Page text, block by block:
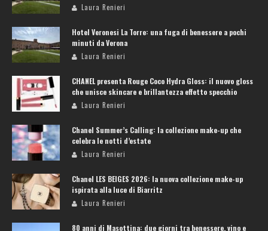
Laura Renieri
Hotel Veronesi La Torre: una fuga di benessere a pochi
minuti da Verona
Laura Renieri
CHANEL presenta Rouge Coco Hydra Gloss: il nuovo gloss
che unisce skincare e brillantezza effetto specchio
Laura Renieri
Chanel Summer’s Calling: la collezione make-up che
celebra le notti d’estate
Laura Renieri
Chanel LES BEIGES 2026: la nuova collezione make-up
ispirata alla luce di Biarritz
Laura Renieri
80 anni di Masottina: due giorni tra benessere, vino e